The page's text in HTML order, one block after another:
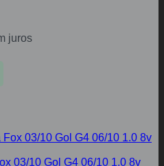
juros
03/10 Gol G4 06/10 1.0 8v